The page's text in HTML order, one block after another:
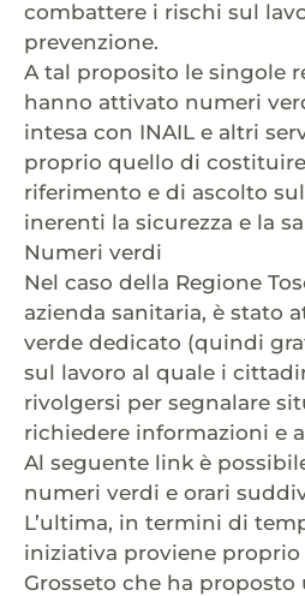
combattere i rischi sul
prevenzione.
A tal proposito le singole
hanno attivato numeri
intesa con INAIL e altri
proprio quello di
riferimento e di ascolto
inerenti la sicurezza e la
Numeri verdi
Nel caso della Regione
azienda sanitaria, è stato
verde dedicato (quindi
sul lavoro al quale i
rivolgersi per segnalare
richiedere informazioni e
Al seguente link è
numeri verdi e orari
L’ultima, in termini di
iniziativa proviene proprio
Grosseto che ha proposto